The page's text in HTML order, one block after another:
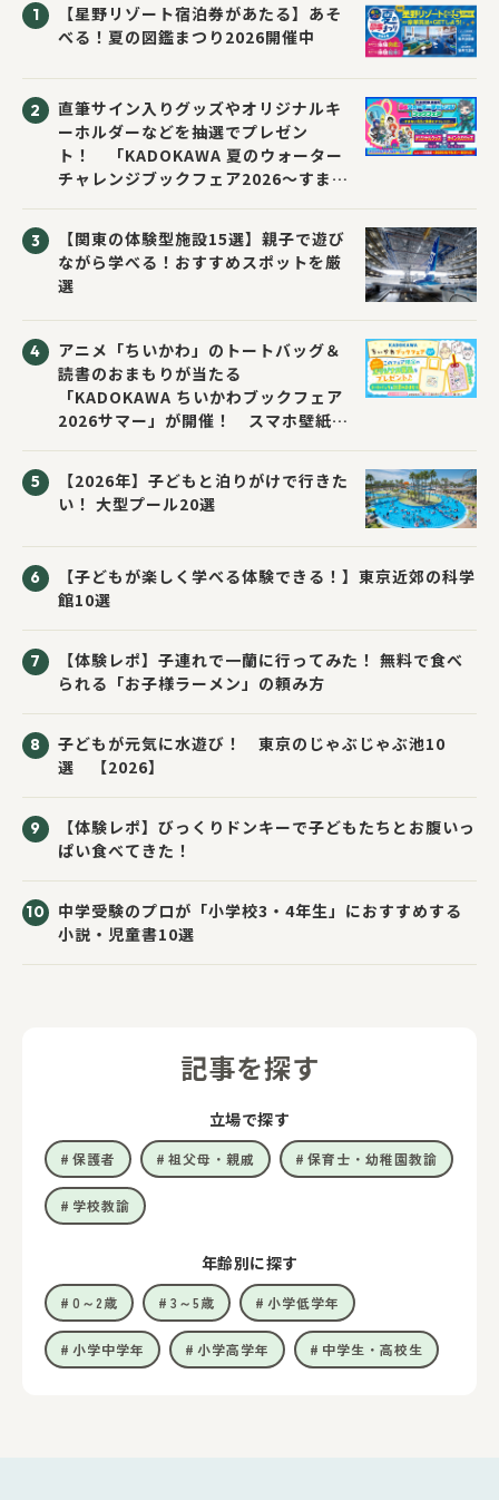
【星野リゾート宿泊券があたる】あそ
べる！夏の図鑑まつり2026開催中
直筆サイン入りグッズやオリジナルキ
ーホルダーなどを抽選でプレゼン
ト！ 「KADOKAWA 夏のウォーター
チャレンジブックフェア2026～すまな
【関東の体験型施設15選】親子で遊び
ながら学べる！おすすめスポットを厳
選
アニメ「ちいかわ」のトートバッグ＆
読書のおまもりが当たる
「KADOKAWA ちいかわブックフェア
2026サマー」が開催！ スマホ壁紙は
【2026年】子どもと泊りがけで行きた
い！ 大型プール20選
【子どもが楽しく学べる体験できる！】東京近郊の科学
館10選
【体験レポ】子連れで一蘭に行ってみた！ 無料で食べ
られる「お子様ラーメン」の頼み方
子どもが元気に水遊び！ 東京のじゃぶじゃぶ池10
選 【2026】
【体験レポ】びっくりドンキーで子どもたちとお腹いっ
ぱい食べてきた！
中学受験のプロが「小学校3・4年生」におすすめする
小説・児童書10選
記事を探す
立場で探す
保護者 祖父母・親戚 保育士・幼稚園教諭
学校教諭
年齢別に探す
0～2歳 3～5歳 小学低学年
小学中学年 小学高学年 中学生・高校生